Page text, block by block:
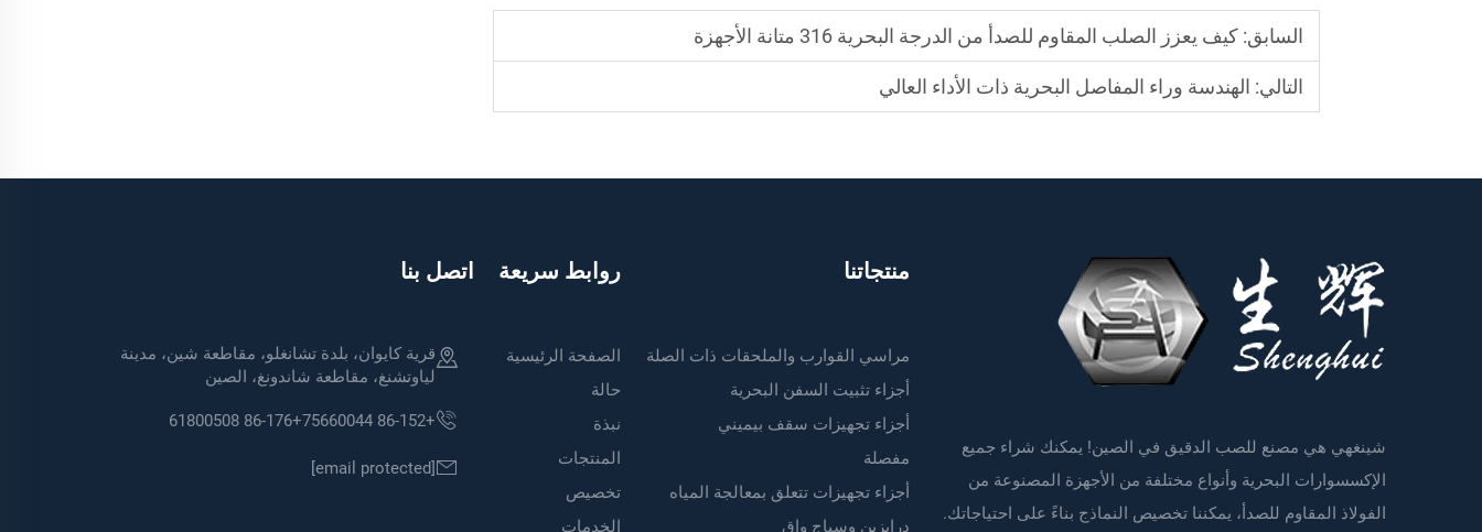
السابق: كيف يعزز الصلب المقاوم للصدأ من الدرجة البحرية 316 متانة الأجهزة
التالي: الهندسة وراء المفاصل البحرية ذات الأداء العالي
شينغهي هي مصنع للصب الدقيق في الصين! يمكنك شراء جميع
الإكسسوارات البحرية وأنواع مختلفة من الأجهزة المصنوعة من
الفولاذ المقاوم للصدأ، يمكننا تخصيص النماذج بناءً على احتياجاتك.
منتجاتنا
مراسي القوارب والملحقات ذات الصلة
أجزاء تثبيت السفن البحرية
أجزاء تجهيزات سقف بيميني
مفصلة
أجزاء تجهيزات تتعلق بمعالجة المياه
درابزين وسياج واقٍ
روابط سريعة
الصفحة الرئيسية
حالة
نبذة
المنتجات
تخصيص
الخدمات
اتصل بنا
قرية كايوان، بلدة تشانغلو، مقاطعة شين، مدينة
لياوتشنغ، مقاطعة شاندونغ، الصين
+86-152 75660044
+86-176 61800508
[email protected]